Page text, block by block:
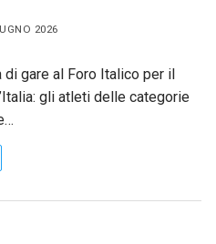
2026
gare al Foro Italico per il
gli atleti delle categorie